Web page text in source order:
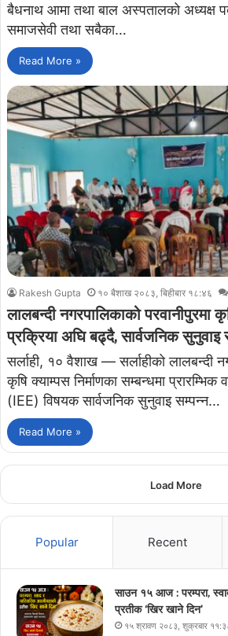
बैधनाथ आमा तथा बाल अस्पतालको अध्यक्ष
समाजसेवी तथा सबैका…
Read More »
Rakesh Gupta १० बैशाख २०८३, बिहीबार १८:४६
लालबन्दी नगरपालिकाको परवानीपुरमा
प्रक्रिया अघि बढ्दै, सार्वजनिक सुनुवाइ
सर्लाही, १० वैशाख — सर्लाहीको लालबन्दी
कृषि क्याम्पस निर्माणका सम्बन्धमा प्रारम्भिक
(IEE) विषयक सार्वजनिक सुनुवाइ सम्पन्न…
Read More »
Load More
Popular Recent
साउन १५ आज : परम्परा,
प्रतीक ‘खिर खाने दिन’
१५ श्रावण २०८३, शुक्रबार